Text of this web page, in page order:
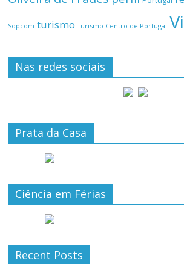
Sopcom turismo Turismo Centro de Portugal
Nas redes sociais
Prata da Casa
Ciência em Férias
Recent Posts